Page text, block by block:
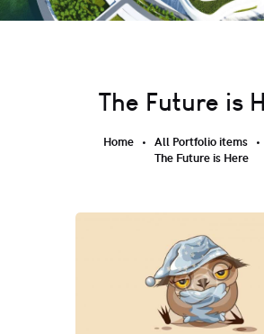
The Future is
Home All Portfolio items
The Future is Here